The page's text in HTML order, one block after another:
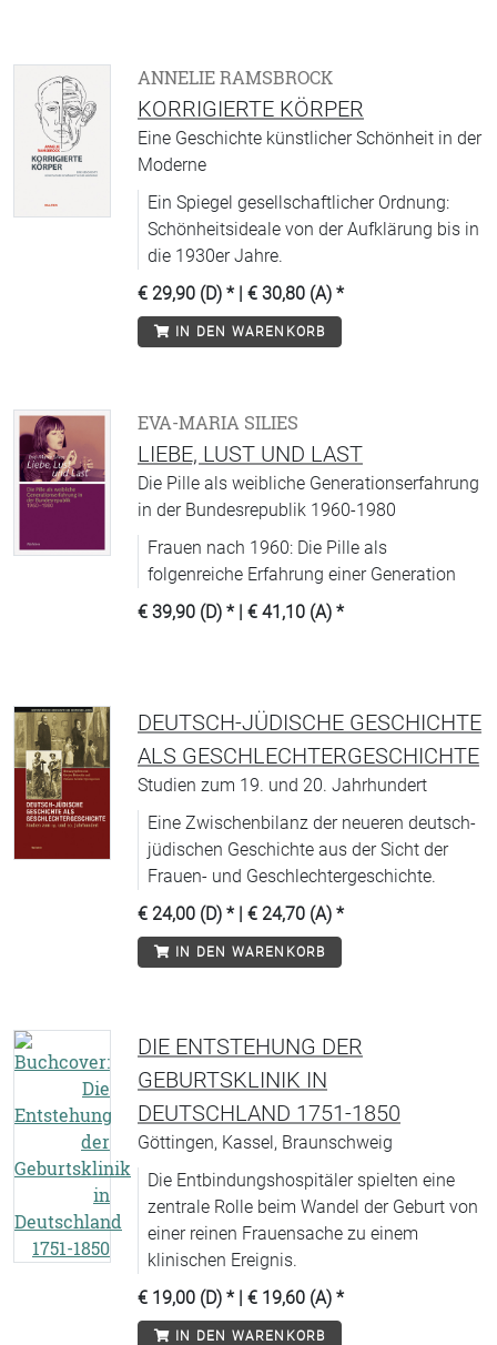
ANNELIE RAMSBROCK
KORRIGIERTE KÖRPER
Eine Geschichte künstlicher Schönheit in der
Moderne
Ein Spiegel gesellschaftlicher Ordnung:
Schönheitsideale von der Aufklärung bis in
die 1930er Jahre.
€ 29,90 (D) * | € 30,80 (A) *
IN DEN WARENKORB
EVA-MARIA SILIES
LIEBE, LUST UND LAST
Die Pille als weibliche Generationserfahrung
in der Bundesrepublik 1960-1980
Frauen nach 1960: Die Pille als
folgenreiche Erfahrung einer Generation
€ 39,90 (D) * | € 41,10 (A) *
DEUTSCH-JÜDISCHE GESCHICHTE
ALS GESCHLECHTERGESCHICHTE
Studien zum 19. und 20. Jahrhundert
Eine Zwischenbilanz der neueren deutsch-
jüdischen Geschichte aus der Sicht der
Frauen- und Geschlechtergeschichte.
€ 24,00 (D) * | € 24,70 (A) *
IN DEN WARENKORB
DIE ENTSTEHUNG DER
GEBURTSKLINIK IN
DEUTSCHLAND 1751-1850
Göttingen, Kassel, Braunschweig
Die Entbindungshospitäler spielten eine
zentrale Rolle beim Wandel der Geburt von
einer reinen Frauensache zu einem
klinischen Ereignis.
€ 19,00 (D) * | € 19,60 (A) *
IN DEN WARENKORB